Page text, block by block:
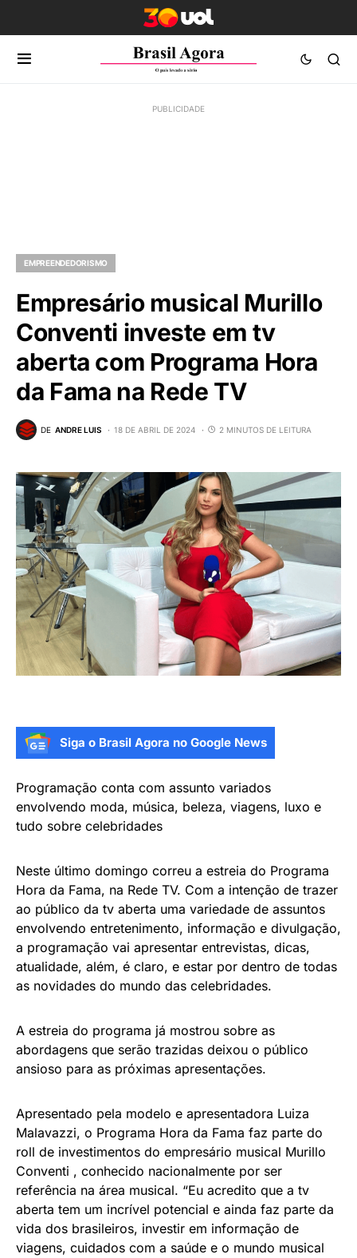
EMPREENDEDORISMO
Empresário musical Murillo
Conventi investe em tv
aberta com Programa Hora
da Fama na Rede TV
DE ANDRE LUIS 18 DE ABRIL DE 2024 2 MINUTOS DE LEITURA
Siga o Brasil Agora no Google News
Programação conta com assunto variados
envolvendo moda, música, beleza, viagens, luxo e
tudo sobre celebridades
Neste último domingo correu a estreia do Programa
Hora da Fama, na Rede TV. Com a intenção de trazer
ao público da tv aberta uma variedade de assuntos
envolvendo entretenimento, informação e divulgação,
a programação vai apresentar entrevistas, dicas,
atualidade, além, é claro, e estar por dentro de todas
as novidades do mundo das celebridades.
​A estreia do programa já mostrou sobre as
abordagens que serão trazidas deixou o público
ansioso para as próximas apresentações.
​Apresentado pela modelo e apresentadora Luiza
Malavazzi, o Programa Hora da Fama faz parte do
roll de investimentos do empresário musical Murillo
Conventi , conhecido nacionalmente por ser
referência na área musical. “Eu acredito que a tv
aberta tem um incrível potencial e ainda faz parte da
vida dos brasileiros, investir em informação de
viagens, cuidados com a saúde e o mundo musical